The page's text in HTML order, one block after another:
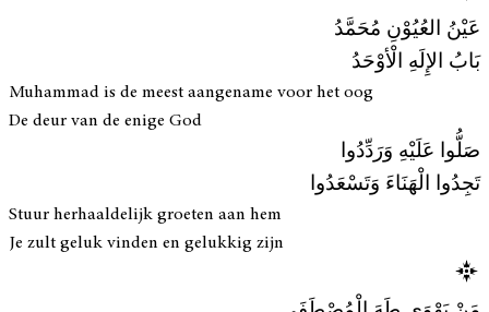
عَيْنُ العُيُوْنِ مُحَمَّدُ
بَابُ الإِلَهِ الْأوْحَدُ
Muhammad is de meest aangename voor het oog
De deur van de enige God
صَلُّوا عَلَيْهِ وَرَدِّدُوا
تَجِدُوا الْهَنَاءَ وَتَسْعَدُوا
Stuur herhaaldelijk groeten aan hem
Je zult geluk vinden en gelukkig zijn